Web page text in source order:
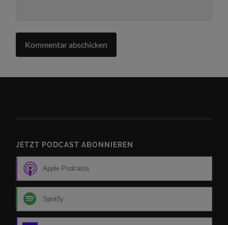
JETZT PODCAST ABONNIEREN
Apple Podcasts
Spotify